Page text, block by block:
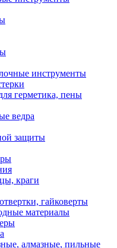
инструменты
герметика, пены
ведра
защиты
краги
гайковерты
материалы
алмазные, пильные